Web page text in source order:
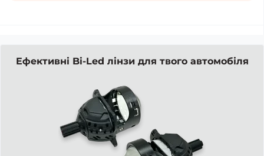
Ефективні Bi-Led лінзи для твого автомобіля